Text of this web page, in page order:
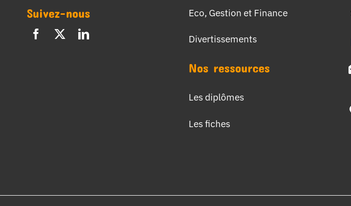
Suivez-nous Eco, Gestion et Finance
Divertissements
Nos ressources
Les diplômes
Les fiches